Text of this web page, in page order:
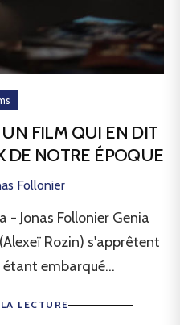
FILM QUI EN DIT
DE NOTRE ÉPOQUE
Follonier
- Jonas Follonier Genia
Rozin) s'apprêtent
embarqué...
LECTURE